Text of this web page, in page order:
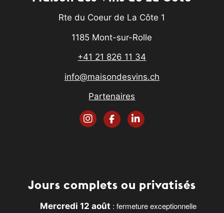
Rte du Coeur de La Côte 1
1185 Mont-sur-Rolle
+41 21 826 11 34
info@maisondesvins.ch
Partenaires
Jours complets ou privatisés
Mercredi 12 août : fermeture exceptionnelle